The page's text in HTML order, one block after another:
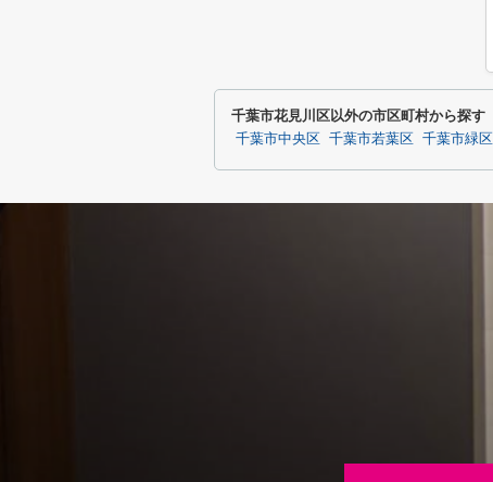
千葉市花見川区以外の市区町村から探す
千葉市中央区 千葉市若葉区 千葉市緑区